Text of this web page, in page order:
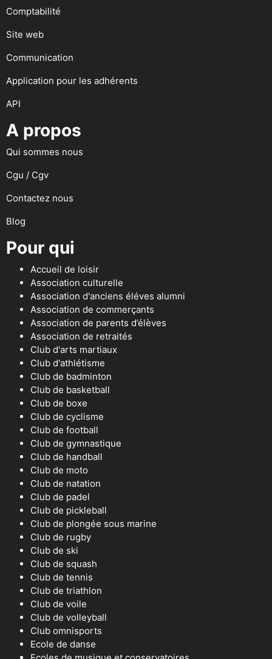
Comptabilité
Site web
Communication
Application pour les adhérents
API
A propos
Qui sommes nous
Cgu / Cgv
Contactez nous
Blog
Pour qui
Accueil de loisir
Association culturelle
Association d'anciens éléves alumni
Association de commerçants
Association de parents d’élèves
Association de retraités
Club d'arts martiaux
Club d'athlétisme
Club de badminton
Club de basketball
Club de boxe
Club de cyclisme
Club de football
Club de gymnastique
Club de handball
Club de moto
Club de natation
Club de padel
Club de pickleball
Club de plongée sous marine
Club de rugby
Club de ski
Club de squash
Club de tennis
Club de triathlon
Club de voile
Club de volleyball
Club omnisports
Ecole de danse